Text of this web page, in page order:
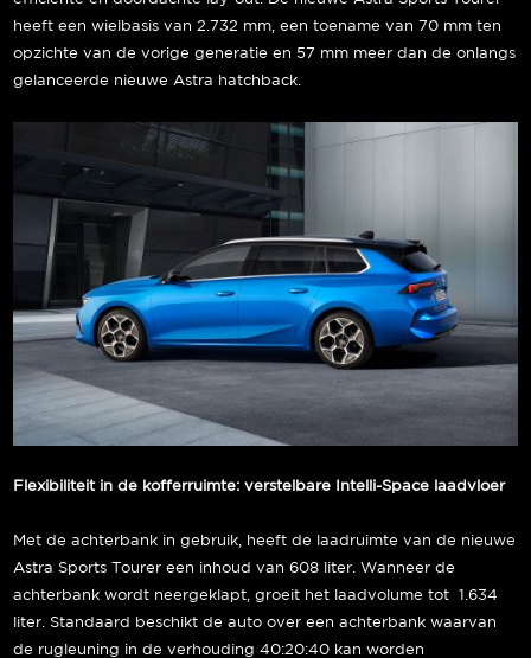
heeft een wielbasis van 2.732 mm, een toename van 70 mm ten
opzichte van de vorige generatie en 57 mm meer dan de onlangs
gelanceerde nieuwe Astra hatchback.
Flexibiliteit in de kofferruimte: verstelbare Intelli-Space laadvloer
Met de achterbank in gebruik, heeft de laadruimte van de nieuwe
Astra Sports Tourer een inhoud van 608 liter. Wanneer de
achterbank wordt neergeklapt, groeit het laadvolume tot 1.634
liter. Standaard beschikt de auto over een achterbank waarvan
de rugleuning in de verhouding 40:20:40 kan worden